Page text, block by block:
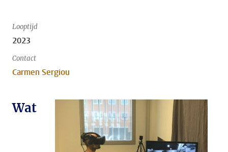
Looptijd
2023
Contact
Carmen Sergiou
Wat